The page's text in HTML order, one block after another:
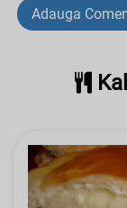
Adauga